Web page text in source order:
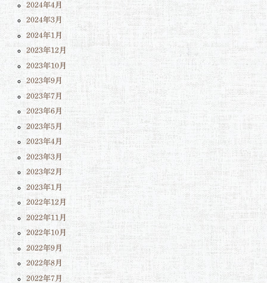
2024年4月
2024年3月
2024年1月
2023年12月
2023年10月
2023年9月
2023年7月
2023年6月
2023年5月
2023年4月
2023年3月
2023年2月
2023年1月
2022年12月
2022年11月
2022年10月
2022年9月
2022年8月
2022年7月